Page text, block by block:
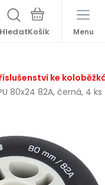
Hledat Menu
ke
80x24 82A, černá, 4 ks